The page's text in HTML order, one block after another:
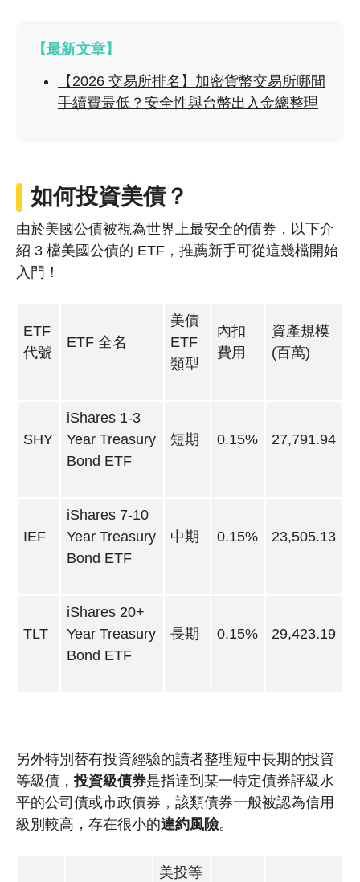
【最新文章】
【2026 交易所排名】加密貨幣交易所哪間
手續費最低？安全性與台幣出入金總整理
如何投資美債？
由於美國公債被視為世界上最安全的債券，以下介
紹 3 檔美國公債的 ETF，推薦新手可從這幾檔開始
入門！
ETF
代號
ETF 全名
美債
ETF
類型
內扣
費用
資產規模
(百萬)
SHY
iShares 1-3
Year Treasury
Bond ETF
短期 0.15% 27,791.94
IEF
iShares 7-10
Year Treasury
Bond ETF
中期 0.15% 23,505.13
TLT
iShares 20+
Year Treasury
Bond ETF
長期 0.15% 29,423.19
另外特別替有投資經驗的讀者整理短中長期的投資
等級債，投資級債券是指達到某一特定債券評級水
平的公司債或市政債券，該類債券一般被認為信用
級別較高，存在很小的違約風險。
美投等